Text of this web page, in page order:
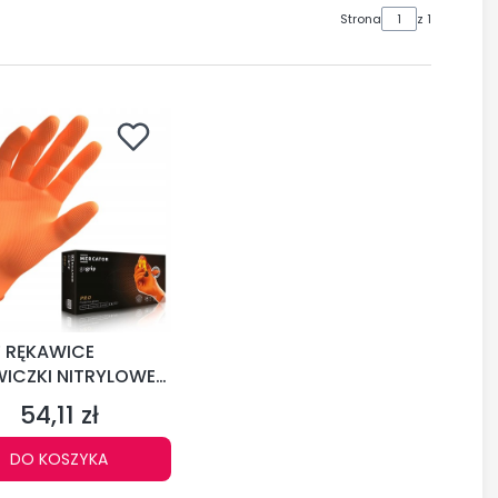
Strona z 1
NITRYLOWE
GOGRIP
GRUBE ORANGE
Cena
54,11 zł
DO KOSZYKA